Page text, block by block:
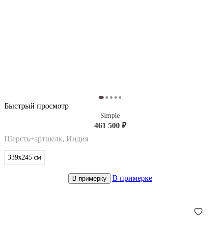
Быстрый просмотр
Simple
461 500 ₽
Шерсть+артшелк, Индия
339x245 см
В примерку В примерке